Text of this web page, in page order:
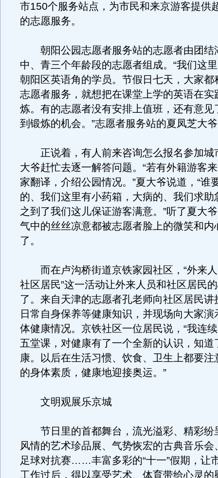
市150个服务站点，为市民和来京游客提供
的志愿服务。
朝阳公园志愿者服务站的志愿者由团结
中、青三个年龄段的志愿者组成。“我们这
朝阳区英语角的学员。节假日七天，大家都
志愿者服务，就想把在课堂上学的英语在实
炼。有的志愿者没有安排上值班，还有意见
到锻炼的机会。”志愿者服务站的夏凤芝大
正说着，有人前来咨询怎么报名参加城
大爷赶忙去逐一解答问题。“若有外籍游客
家翻译，介绍公园情况。”夏大爷说道，“谁
的、我们这里有小药箱，大病的、我们求助
之到了我们这儿保证游客满意。”听了夏大
气中的丝丝凉意都被志愿者脸上的微笑和内
了。
而在卢沟桥街道京铁家园社区，“外来人
社区居民”这一活动让外来人员和社区居民
了。来自天津的志愿者孔老师向社区居民讲
日常自身保养等健康知识，并现场向大家演
体健康情况。京铁社区一位居民说，“我连
五堂课，对健康有了一个全新的认识，知道
康。以后在生活习惯、饮食、卫生上都要注
的身体素质，健康地迎接奥运。”
文明观展乐京城
节日里的首都舞台，流光溢彩、精彩纷
风情的艺术珍品展、气势恢宏的古典音乐会
足球对抗赛……丰富多彩的“十一”假期，让
工作过后，得以享受艺术、体育带给心灵的